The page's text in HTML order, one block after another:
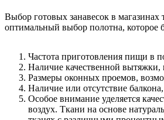
Выбор готовых занавесок в
оптимальный выбор полотна, которое
Частота приготовления пищи в
Наличие качественной вытяжки,
Размеры оконных проемов,
Наличие или отсутствие
Особое внимание уделяется
воздух. Ткани на основе